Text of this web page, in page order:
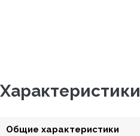
Характеристики
Общие характеристики